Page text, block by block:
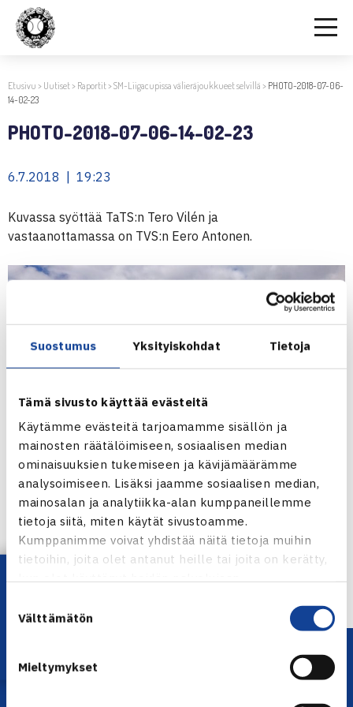
Suostumus Yksityiskohdat Tietoja
Tämä sivusto käyttää evästeitä
Käytämme evästeitä tarjoamamme sisällön ja
mainosten räätälöimiseen, sosiaalisen median
ominaisuuksien tukemiseen ja kävijämäärämme
analysoimiseen. Lisäksi jaamme sosiaalisen median,
mainosalan ja analytiikka-alan kumppaneillemme
tietoja siitä, miten käytät sivustoamme.
Kumppanimme voivat yhdistää näitä tietoja muihin
tietoihin, joita olet antanut heille tai joita on kerätty,
valinta
Välttämätön
Mieltymykset
Etusivu > Uutiset> Raportit>SM-Liigacupissa välieräjoukkueet selvillä > PHOTO-2018-07-06-
14-02-23
PHOTO-2018-07-06-14-02-23
6.7.2018 | 19:23
Kuvassa syöttää TaTS:n Tero Vilén ja
vastaanottamassa on TVS:n Eero Antonen.
Jaa:
← Edellinen
Lataa OmaTennis!